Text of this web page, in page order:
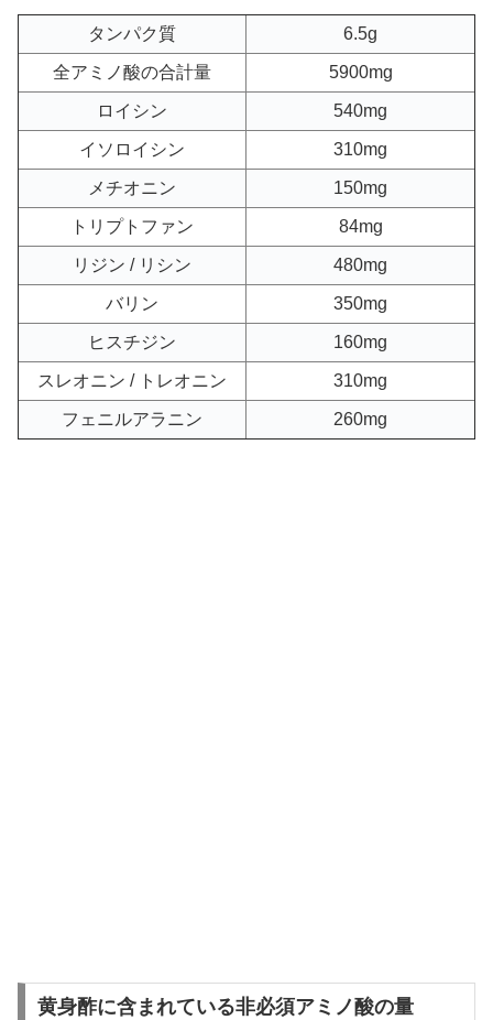
タンパク質 6.5g
全アミノ酸の合計量 5900mg
ロイシン 540mg
イソロイシン 310mg
メチオニン 150mg
トリプトファン 84mg
リジン / リシン 480mg
バリン 350mg
ヒスチジン 160mg
スレオニン / トレオニン 310mg
フェニルアラニン 260mg
黄身酢に含まれている非必須アミノ酸の量